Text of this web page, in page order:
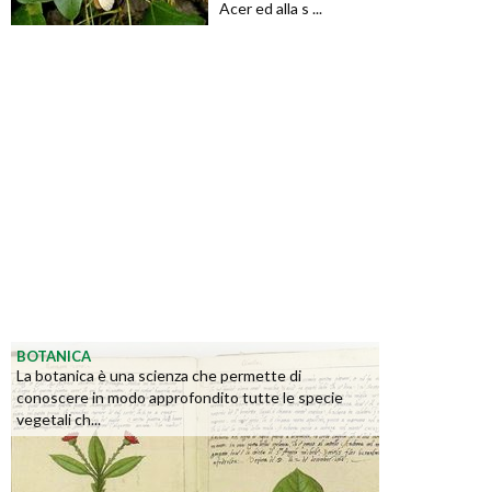
Acer ed alla s ...
BOTANICA
La botanica è una scienza che permette di
conoscere in modo approfondito tutte le specie
vegetali ch...